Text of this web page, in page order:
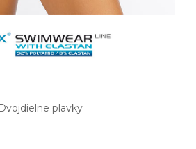
Dvojdielne plavky